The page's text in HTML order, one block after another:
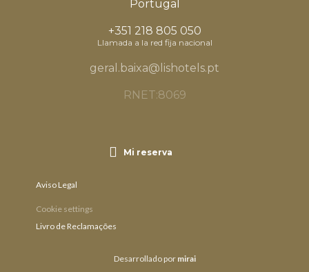
Portugal
+351 218 805 050
Llamada a la red fija nacional
geral.baixa@lishotels.pt
RNET:8069
Mi reserva
Aviso Legal
Cookie settings
Livro de Reclamações
Desarrollado por mirai